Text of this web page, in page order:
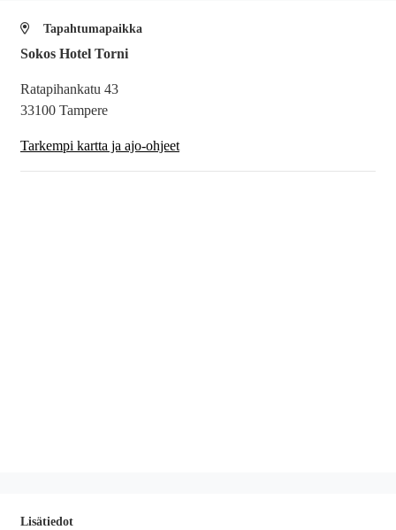
Tapahtumapaikka
Sokos Hotel Torni
Ratapihankatu 43
33100 Tampere
Tarkempi kartta ja ajo-ohjeet
Lisätiedot